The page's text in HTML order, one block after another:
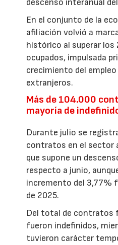
descenso interanual
En el conjunto de la
afiliación volvió a
histórico al superar los
ocupados, impulsada
crecimiento del
extranjeros.
Más de 104.000
mayoría de
Durante julio se
contratos en el sector
que supone un
respecto a junio,
incremento del 3,77%
de 2025.
Del total de contratos
fueron indefinidos,
tuvieron carácter